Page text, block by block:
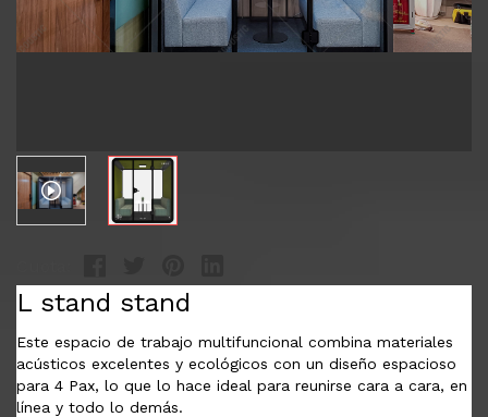
L stand stand
Este espacio de trabajo multifuncional combina materiales
acústicos excelentes y ecológicos con un diseño espacioso
para 4 Pax, lo que lo hace ideal para reunirse cara a cara, en
línea y todo lo demás.